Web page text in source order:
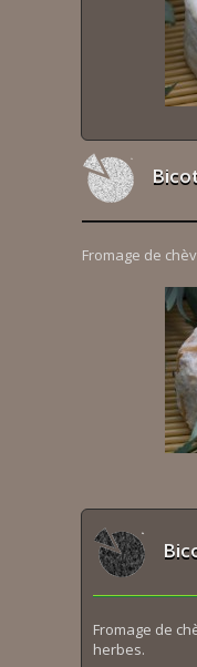
Fromage de
Fromage de
herbes.